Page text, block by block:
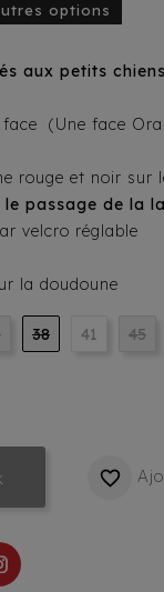
options
aux petits
(Une face
rouge et noir sur
passage de la
velcro réglable
la doudoune
38 41 45
